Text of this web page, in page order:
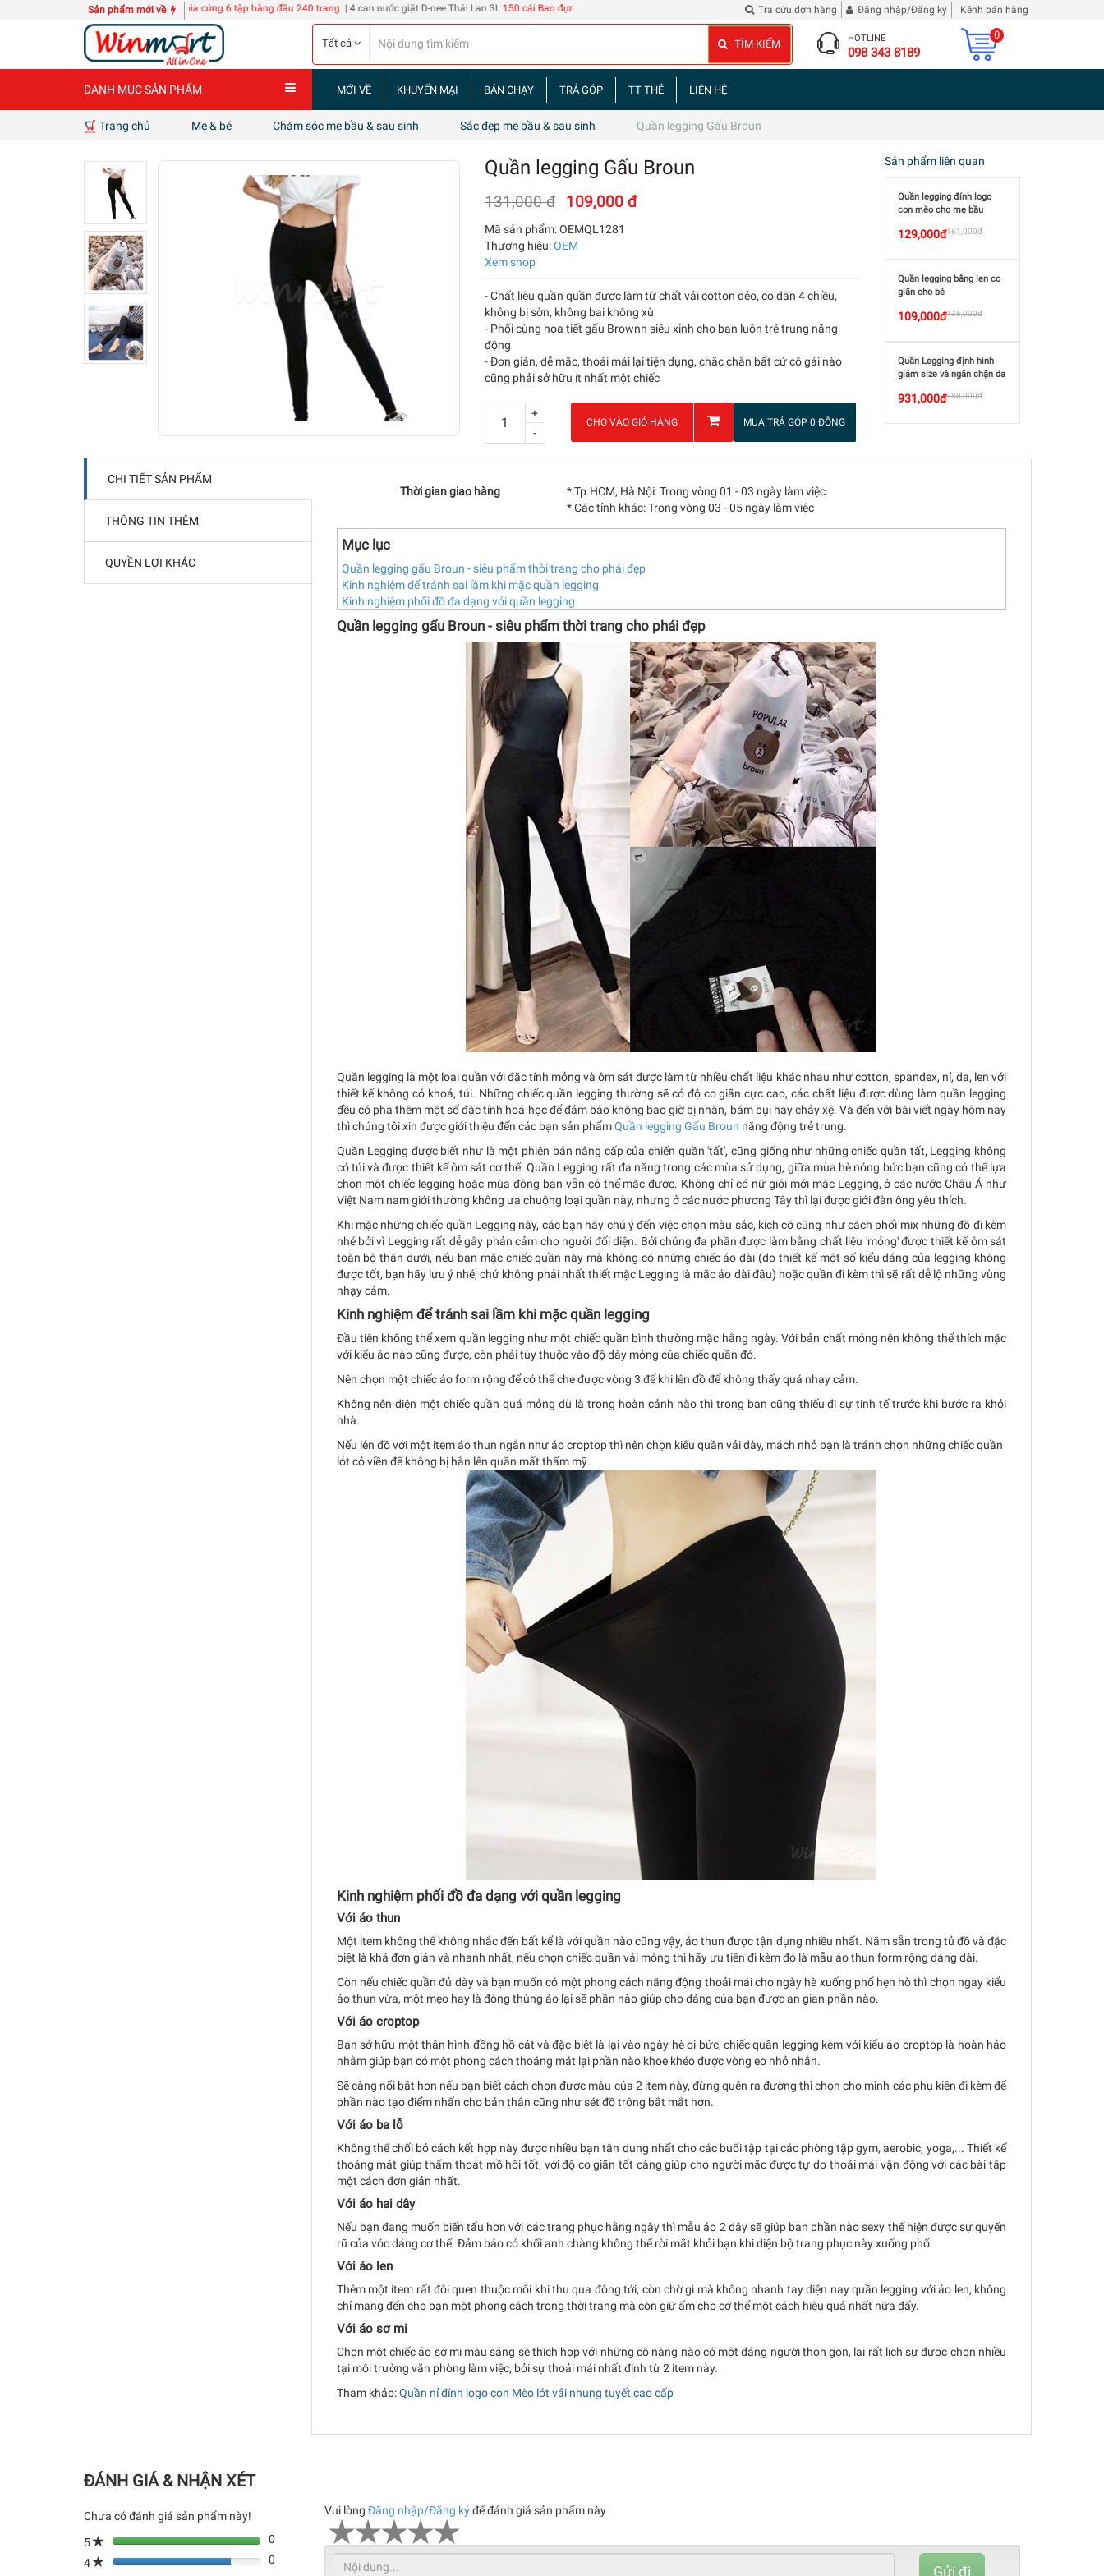
Sản phẩm mới về
10 quyển Sổ A3 bìa cứng 6 tập bằng đầu 240 trang | 4 can nước giặt D-nee Thái Lan 3L150 cái Bao đựng thẻ nhân viên 108 | 60 tập truyện tranh Tam Quốc Diễn Nghĩa Đừng phê bình tôi | 2 chai Rượu Vang Hibiscus Roselle
Tra cứu đơn hàng Đăng nhập/Đăng ký Kênh bán hàng
Tất cả TÌM KIẾM HOTLINE
098 343 8189
0
DANH MỤC SẢN PHẨM MỚI VỀ KHUYẾN MẠI BÁN CHẠY TRẢ GÓP TT THẺ LIÊN HỆ
Trang chủ Mẹ & bé Chăm sóc mẹ bầu & sau sinh Sắc đẹp mẹ bầu & sau sinh Quần legging Gấu Broun
Quần legging Gấu Broun
131,000 đ 109,000 đ
Mã sản phẩm:OEMQL1281
Thương hiệu:OEM
Xem shop
- Chất liệu quần quần được làm từ chất vải cotton dẻo, co dãn 4 chiều,
không bị sờn, không bai không xù
- Phối cùng họa tiết gấu Brownn siêu xinh cho bạn luôn trẻ trung năng
động
- Đơn giản, dễ mặc, thoải mái lại tiện dụng, chắc chắn bất cứ cô gái nào
cũng phải sở hữu ít nhất một chiếc
+
-
CHO VÀO GIỎ HÀNG MUA TRẢ GÓP 0 ĐỒNG
Sản phẩm liên quan
Quần legging đính logo
con mèo cho mẹ bầu
129,000đ161,000đ
Quần legging bằng len co
giãn cho bé
109,000đ136,000đ
Quần Legging định hình
giảm size và ngăn chặn da
931,000đ980,000đ
CHI TIẾT SẢN PHẨM
THÔNG TIN THÊM
QUYỀN LỢI KHÁC
Thời gian giao hàng
* Tp.HCM, Hà Nội: Trong vòng 01 - 03 ngày làm việc.
* Các tỉnh khác: Trong vòng 03 - 05 ngày làm việc
Mục lục
Quần legging gấu Broun - siêu phẩm thời trang cho phái đẹp
Kinh nghiệm để tránh sai lầm khi mặc quần legging
Kinh nghiệm phối đồ đa dạng với quần legging
Quần legging gấu Broun - siêu phẩm thời trang cho phái đẹp
Quần legging là một loại quần với đặc tính mỏng và ôm sát được làm từ nhiều chất liệu khác nhau như cotton, spandex, nỉ, da, len với
thiết kế không có khoá, túi. Những chiếc quần legging thường sẽ có độ co giãn cực cao, các chất liệu được dùng làm quần legging
đều có pha thêm một số đặc tính hoá học để đảm bảo không bao giờ bị nhăn, bám bụi hay chảy xệ. Và đến với bài viết ngày hôm nay
thì chúng tôi xin được giới thiệu đến các bạn sản phẩmQuần legging Gấu Broun năng động trẻ trung.
Quần Legging được biết như là một phiên bản nâng cấp của chiến quần 'tất', cũng giống như những chiếc quần tất, Legging không
có túi và được thiết kế ôm sát cơ thể. Quần Legging rất đa năng trong các mùa sử dụng, giữa mùa hè nóng bức bạn cũng có thể lựa
chọn một chiếc legging hoặc mùa đông bạn vẫn có thể mặc được. Không chỉ có nữ giới mới mặc Legging, ở các nước Châu Á như
Việt Nam nam giới thường không ưa chuộng loại quần này, nhưng ở các nước phương Tây thì lại được giới đàn ông yêu thích.
Khi mặc những chiếc quần Legging này, các bạn hãy chú ý đến việc chọn màu sắc, kích cỡ cũng như cách phối mix những đồ đi kèm
nhé bởi vì Legging rất dễ gây phản cảm cho người đối diện. Bởi chúng đa phần được làm bằng chất liệu 'mỏng' được thiết kế ôm sát
toàn bộ thân dưới, nếu bạn mặc chiếc quần này mà không có những chiếc áo dài (do thiết kế một số kiểu dáng của legging không
được tốt, bạn hãy lưu ý nhé, chứ không phải nhất thiết mặc Legging là mặc áo dài đâu) hoặc quần đi kèm thì sẽ rất dễ lộ những vùng
nhạy cảm.
Kinh nghiệm để tránh sai lầm khi mặc quần legging
Đầu tiên không thể xem quần legging như một chiếc quần bình thường mặc hằng ngày. Với bản chất mỏng nên không thể thích mặc
với kiểu áo nào cũng được, còn phải tùy thuộc vào độ dày mỏng của chiếc quần đó.
Nên chọn một chiếc áo form rộng để có thể che được vòng 3 để khi lên đồ để không thấy quá nhạy cảm.
Không nên diện một chiếc quần quá mỏng dù là trong hoàn cảnh nào thì trong bạn cũng thiếu đi sự tinh tế trước khi bước ra khỏi
nhà.
Nếu lên đồ với một item áo thun ngắn như áo croptop thì nên chọn kiểu quần vải dày, mách nhỏ bạn là tránh chọn những chiếc quần
lót có viền để không bị hằn lên quần mất thẩm mỹ.
Kinh nghiệm phối đồ đa dạng với quần legging
Với áo thun
Một item không thể không nhắc đến bất kể là với quần nào cũng vậy, áo thun được tận dụng nhiều nhất. Nằm sẵn trong tủ đồ và đặc
biệt là khá đơn giản và nhanh nhất, nếu chọn chiếc quần vải mỏng thì hãy ưu tiên đi kèm đó là mẫu áo thun form rộng dáng dài.
Còn nếu chiếc quần đủ dày và bạn muốn có một phong cách năng động thoải mái cho ngày hè xuống phố hẹn hò thì chọn ngay kiểu
áo thun vừa, một mẹo hay là đóng thùng áo lại sẽ phần nào giúp cho dáng của bạn được an gian phần nào.
Với áo croptop
Bạn sở hữu một thân hình đồng hồ cát và đặc biệt là lại vào ngày hè oi bức, chiếc quần legging kèm với kiểu áo croptop là hoàn hảo
nhằm giúp bạn có một phong cách thoáng mát lại phần nào khoe khéo được vòng eo nhỏ nhắn.
Sẽ càng nổi bật hơn nếu bạn biết cách chọn được màu của 2 item này, đừng quên ra đường thì chọn cho mình các phụ kiện đi kèm để
phần nào tạo điểm nhấn cho bản thân cũng như sét đồ trông bắt mắt hơn.
Với áo ba lỗ
Không thể chối bỏ cách kết hợp này được nhiều bạn tận dụng nhất cho các buổi tập tại các phòng tập gym, aerobic, yoga,... Thiết kế
thoáng mát giúp thấm thoát mồ hôi tốt, với độ co giãn tốt càng giúp cho người mặc được tự do thoải mái vận động với các bài tập
một cách đơn giản nhất.
Với áo hai dây
Nếu bạn đang muốn biến tấu hơn với các trang phục hằng ngày thì mẫu áo 2 dây sẽ giúp bạn phần nào sexy thể hiện được sự quyến
rũ của vóc dáng cơ thể. Đảm bảo có khối anh chàng không thể rời mắt khỏi bạn khi diện bộ trang phục này xuống phố.
Với áo len
Thêm một item rất đỗi quen thuộc mỗi khi thu qua đông tới, còn chờ gì mà không nhanh tay diện nay quần legging với áo len, không
chỉ mang đến cho bạn một phong cách trong thời trang mà còn giữ ấm cho cơ thể một cách hiệu quả nhất nữa đấy.
Với áo sơ mi
Chọn một chiếc áo sơ mi màu sáng sẽ thích hợp với những cô nàng nào có một dáng người thon gọn, lại rất lịch sự được chọn nhiều
tại môi trường văn phòng làm việc, bởi sự thoải mái nhất định từ 2 item này.
Tham khảo:Quần nỉ đính logo con Mèo lót vải nhung tuyết cao cấp
ĐÁNH GIÁ & NHẬN XÉT
Chưa có đánh giá sản phẩm này!
5
80%
0
4
80%
0
Vui lòng Đăng nhập/Đăng kýđể đánh giá sản phẩm này
Gửi đi